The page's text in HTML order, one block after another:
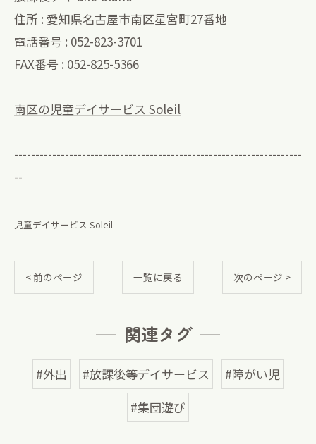
住所 : 愛知県名古屋市南区星宮町27番地
電話番号 : 052-823-3701
FAX番号 : 052-825-5366
南区の児童デイサービス Soleil
--------------------------------------------------------------------
--
児童デイサービス Soleil
< 前のページ 一覧に戻る 次のページ >
関連タグ
#外出 #放課後等デイサービス
#障がい児
#集団遊び